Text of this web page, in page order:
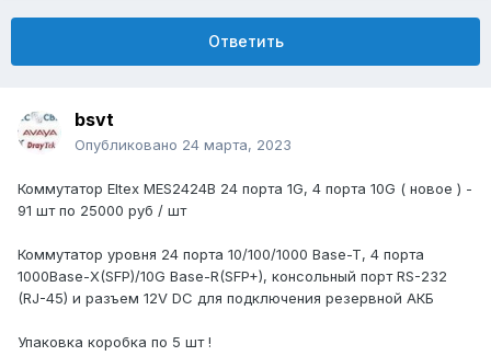
Ответить
bsvt
Опубликовано 24 марта, 2023
Коммутатор Eltex MES2424B 24 порта 1G, 4 порта 10G ( новое ) -
91 шт по 25000 руб / шт
Коммутатор уровня 24 порта 10/100/1000 Base-T, 4 порта
1000Base-X(SFP)/10G Base-R(SFP+), консольный порт RS-232
(RJ-45) и разъем 12V DC для подключения резервной АКБ
Упаковка коробка по 5 шт !